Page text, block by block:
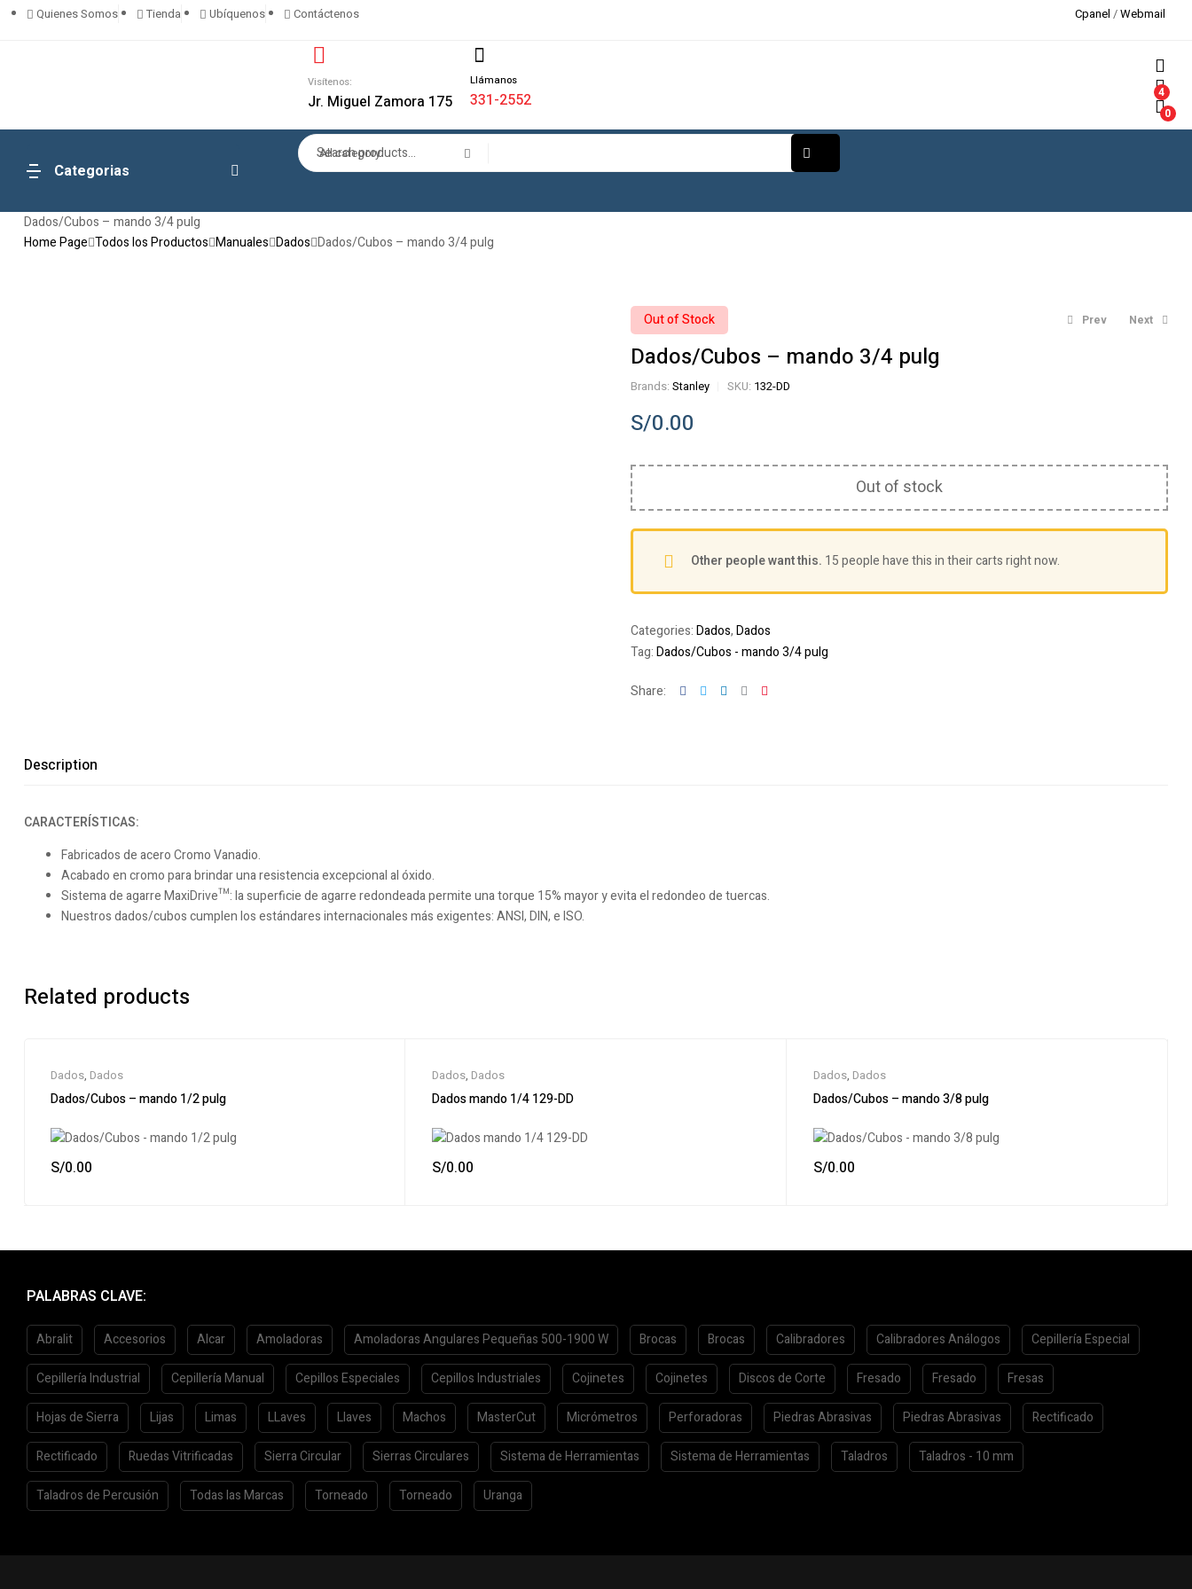
Quienes Somos Tienda Ubíquenos Contáctenos Cpanel /Webmail
Visítenos:
Jr. Miguel Zamora 175
Llámanos
331-2552
4
0
Categorias
All category
Dados/Cubos – mando 3/4 pulg
Home Page Todos los Productos Manuales Dados Dados/Cubos – mando 3/4 pulg
Out of Stock Prev Next
Dados/Cubos – mando 3/4 pulg
Brands: Stanley SKU: 132-DD
S/0.00
Out of stock
Other people want this. 15 people have this in their carts right now.
Categories:Dados,Dados
Tag:Dados/Cubos - mando 3/4 pulg
Share: Facebook
TwitterLinkedin
Google+Pinterest
Description
CARACTERÍSTICAS:
Fabricados de acero Cromo Vanadio.
Acabado en cromo para brindar una resistencia excepcional al óxido.
Sistema de agarre MaxiDrive™: la superficie de agarre redondeada permite una torque 15% mayor y evita el redondeo de tuercas.
Nuestros dados/cubos cumplen los estándares internacionales más exigentes: ANSI, DIN, e ISO.
Related products
Dados, Dados
Dados/Cubos – mando 1/2 pulg
S/0.00
Dados, Dados
Dados mando 1/4 129-DD
S/0.00
Dados, Dados
Dados/Cubos – mando 3/8 pulg
S/0.00
PALABRAS CLAVE:
Abralit Accesorios Alcar Amoladoras Amoladoras Angulares Pequeñas 500-1900 W Brocas Brocas Calibradores Calibradores Análogos Cepillería Especial
Cepillería Industrial Cepillería Manual Cepillos Especiales Cepillos Industriales Cojinetes Cojinetes Discos de Corte Fresado Fresado Fresas
Hojas de Sierra Lijas Limas LLaves Llaves Machos MasterCut Micrómetros Perforadoras Piedras Abrasivas Piedras Abrasivas Rectificado
Rectificado Ruedas Vitrificadas Sierra Circular Sierras Circulares Sistema de Herramientas Sistema de Herramientas Taladros Taladros - 10 mm
Taladros de Percusión Todas las Marcas Torneado Torneado Uranga